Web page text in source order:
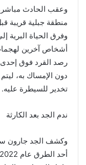
وعقب الحادث
منطقة جبلية قريبة
وفرق الحياة
أشخاص آخرين
رصد القرد فوق إحدى
دون الإمساك به،
تخدير للسيطرة عليه.
ندم الجد بعد الكارثة
وكشف الجد جارون